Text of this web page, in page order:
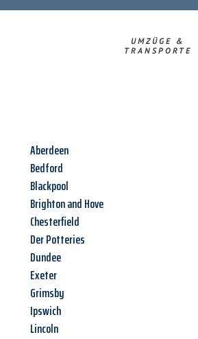
UMZÜGE &
TRANSPORTE
Aberdeen
Bedford
Blackpool
Brighton and Hove
Chesterfield
Der Potteries
Dundee
Exeter
Grimsby
Ipswich
Lincoln